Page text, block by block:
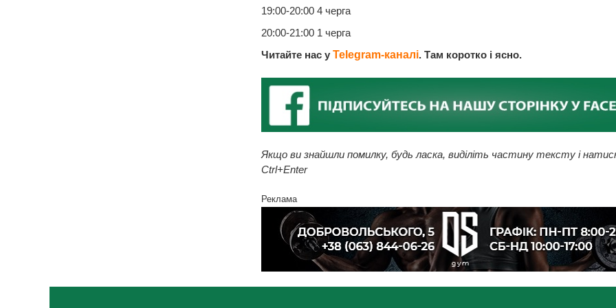
19:00-20:00 4 черга
20:00-21:00 1 черга
Читайте нас у Telegram-каналі. Там коротко і ясно.
Якщо ви знайшли помилку, будь ласка, виділіть частину тексту і
Ctrl+Enter
Реклама